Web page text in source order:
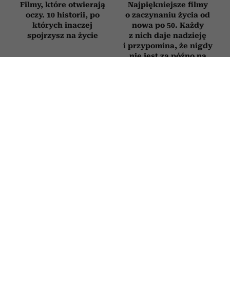
Filmy, które otwierają
oczy. 10 historii, po
których inaczej
spojrzysz na życie
Najpiękniejsze filmy
o zaczynaniu życia od
nowa po 50. Każdy
z nich daje nadzieję
i przypomina, że nigdy
nie jest za późno na